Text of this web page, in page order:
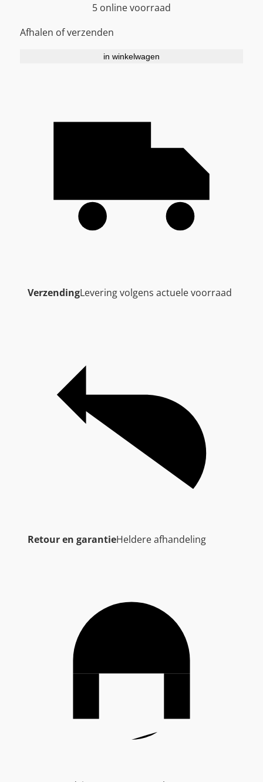
5 online voorraad
Afhalen of verzenden
in winkelwagen
VerzendingLevering volgens actuele voorraad
Retour en garantieHeldere afhandeling